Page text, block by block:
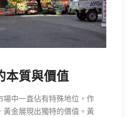
本質與價值
場中一直佔有特殊地位，作
黃金展現出獨特的價值。黃